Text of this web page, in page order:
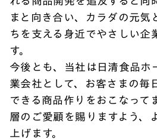
まと向き合い、カラダの元気
ちを支える身近でやさしい企
す。
今後とも、当社は日清食品ホ
業会社として、お客さまの毎
できる商品作りをおこなって
層のご愛顧を賜りますよう、
上げます。